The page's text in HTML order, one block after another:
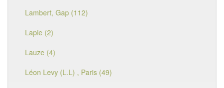
Lambert, Gap (112)
Lapie (2)
Lauze (4)
Léon Levy (L.L) , Paris (49)